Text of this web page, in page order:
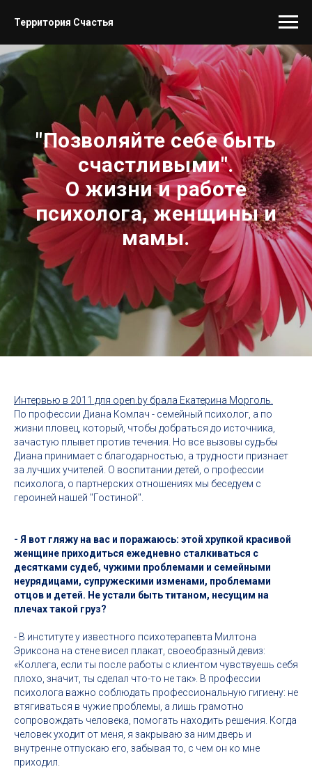
Территория Счастья
"Позволяйте себе быть
счастливыми".
О жизни и работе
психолога, женщины и
мамы.
Интервью в 2011 для open.by брала Екатерина Морголь.
По профессии Диана Комлач - семейный психолог, а по
жизни пловец, который, чтобы добраться до источника,
зачастую плывет против течения. Но все вызовы судьбы
Диана принимает с благодарностью, а трудности признает
за лучших учителей. О воспитании детей, о профессии
психолога, о партнерских отношениях мы беседуем с
героиней нашей "Гостиной".
- Я вот гляжу на вас и поражаюсь: этой хрупкой красивой
женщине приходиться ежедневно сталкиваться с
десятками судеб, чужими проблемами и семейными
неурядицами, супружескими изменами, проблемами
отцов и детей. Не устали быть титаном, несущим на
плечах такой груз?
- В институте у известного психотерапевта Милтона
Эриксона на стене висел плакат, своеобразный девиз:
«Коллега, если ты после работы с клиентом чувствуешь себя
плохо, значит, ты сделал что-то не так». В профессии
психолога важно соблюдать профессиональную гигиену: не
втягиваться в чужие проблемы, а лишь грамотно
сопровождать человека, помогать находить решения. Когда
человек уходит от меня, я закрываю за ним дверь и
внутренне отпускаю его, забывая то, с чем он ко мне
приходил.